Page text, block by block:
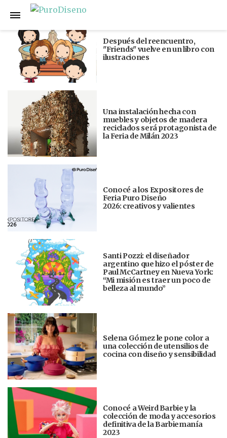
Anterior
Después del reencuentro,
"Friends" vuelve en un libro con
ilustraciones
Una instalación hecha con
muebles y objetos de madera
reciclados será protagonista de
la Feria de Milán 2023
Conocé a los Expositores de
Feria Puro Diseño
2026: creativos y valientes
Santi Pozzi: el diseñador
argentino que hizo el póster de
Paul McCartney en Nueva York:
“Mi misión es traer un poco de
belleza al mundo”
Selena Gómez le pone color a
una colección de utensilios de
cocina con diseño y sensibilidad
Conocé a Weird Barbie y la
colección de moda y accesorios
definitiva de la Barbiemanía
2023
Siguiente